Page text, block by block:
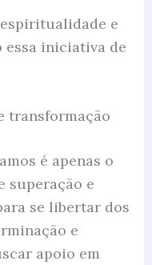
espiritualidade e
essa iniciativa de
transformação
é apenas o
superação e
se libertar dos
e
apoio em